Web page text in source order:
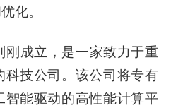
化。
刚成立 ，是一家致力于重
技公司。该公司将专有
能驱动的高性能计算平